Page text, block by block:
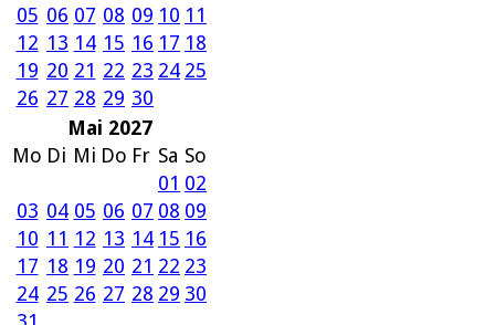
05 06 07 08 09 10 11
12 13 14 15 16 17 18
19 20 21 22 23 24 25
26 27 28 29 30
Mai 2027
Mo Di Mi Do Fr Sa So
01 02
03 04 05 06 07 08 09
10 11 12 13 14 15 16
17 18 19 20 21 22 23
24 25 26 27 28 29 30